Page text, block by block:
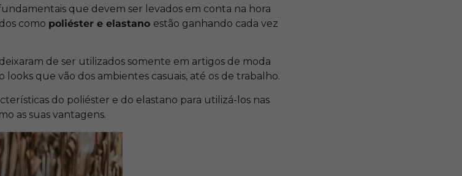
que devem ser levados em conta na hora
como poliéster e elastano estão ganhando cada vez
de ser utilizados somente em artigos de moda
que vão dos ambientes casuais, até os de trabalho.
do poliéster e do elastano para utilizá-los nas
as suas vantagens.